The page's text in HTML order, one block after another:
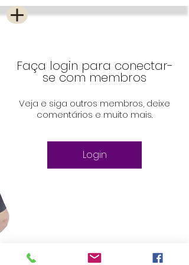
Faça login para conectar-
se com membros
Veja e siga outros membros, deixe
comentários e muito mais.
Login